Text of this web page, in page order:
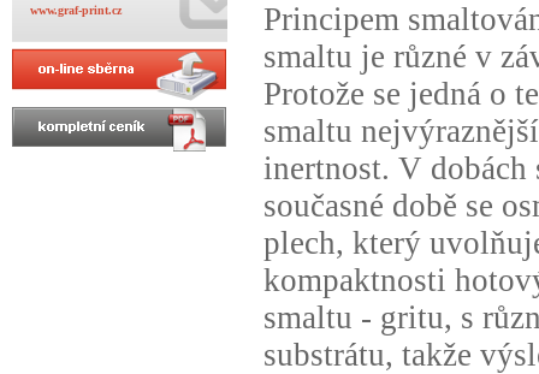
Principem
smaltu je různé v
Protože se jedná o
smaltu
inertnost. V dobách
současné době se
plech, který
kompaktnosti
smaltu - gritu, s
substrátu, takže
www.graf-print.cz